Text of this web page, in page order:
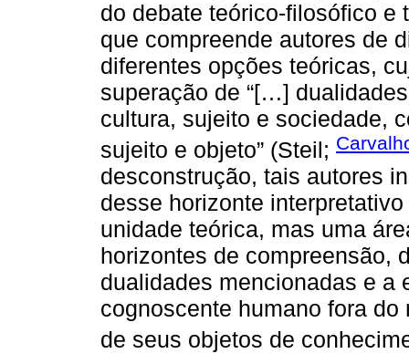
do debate teórico-filosófico e
que compreende autores de
diferentes opções teóricas,
superação de “[…]
cultura, sujeito e sociedade,
sujeito e objeto” (Steil;
desconstrução, tais autores
desse horizonte
unidade teórica, mas uma
horizontes de compreensão,
dualidades mencionadas e a
cognoscente humano fora
de seus objetos de